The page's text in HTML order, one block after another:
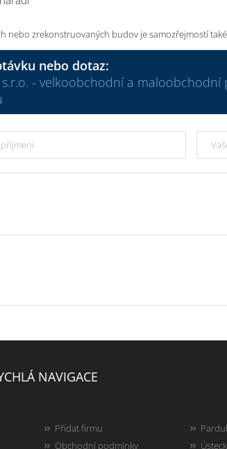
nebo zrekonstruovaných budov je samozřejmostí
nebo dotaz:
s.r.o. - velkoobchodní a
NAVIGACE
Přidat firmu
Obchodní podmínky